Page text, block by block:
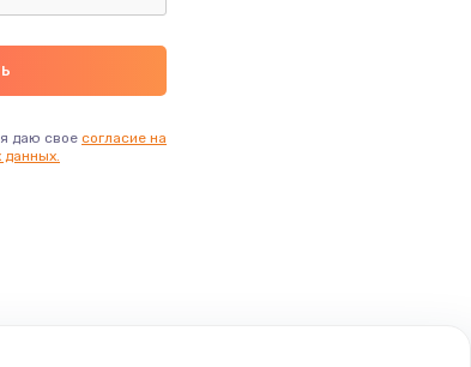
даю свое согласие на